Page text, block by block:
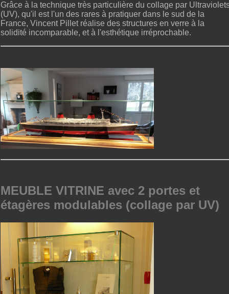
Grâce à la technique très particulière du collage par
(UV), qu'il est l'un des rares à pratiquer dans le sud de la
France, Vincent Pillet réalise des structures en verre à la
solidité incomparable, et à l'esthétique irréprochable.
MEUBLE VITRINE avec 2 portes et
étagères modulables (collage par UV)